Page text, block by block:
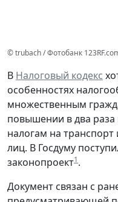
© trubach / Фотобанк
В Налоговый кодекс
особенностях
множественным
повышении в два
налогам на
лиц. В Госдуму
законопроект1.
Документ связан с